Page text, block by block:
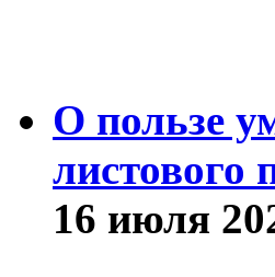
О пользе
листового
16 июля